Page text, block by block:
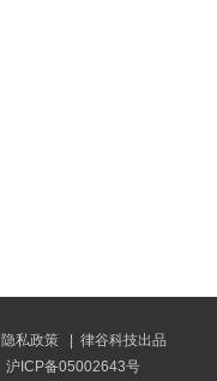
隐私政策 | 律谷科技出品
沪ICP备05002643号